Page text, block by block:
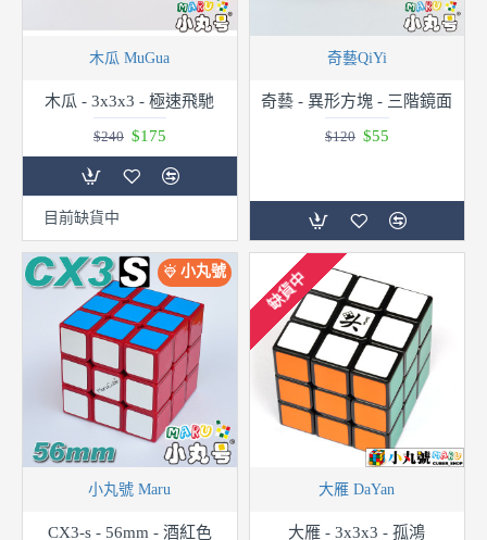
木瓜 MuGua
木瓜 - 3x3x3 - 極速飛馳
$175
$240
目前缺貨中
奇藝QiYi
奇藝 - 異形方塊 - 三階鏡面
$55
$120
小丸號
小丸號 Maru
CX3-s - 56mm - 酒紅色
缺貨中
大雁 DaYan
大雁 - 3x3x3 - 孤鴻